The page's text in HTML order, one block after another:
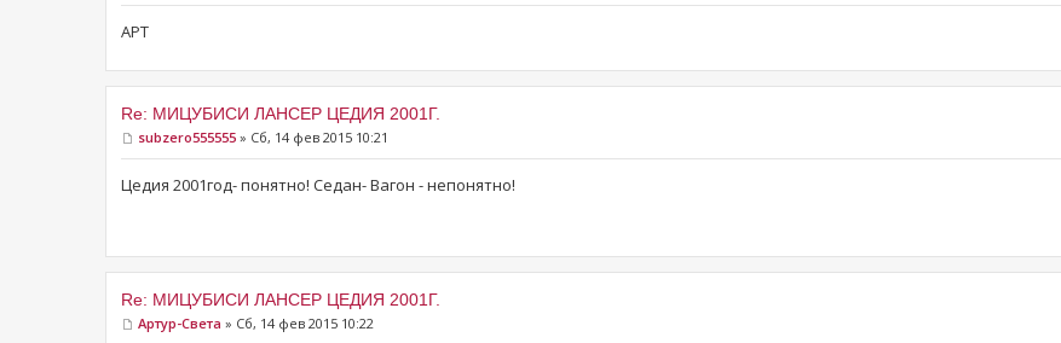
АРТ
Re: МИЦУБИСИ ЛАНСЕР ЦЕДИЯ 2001Г.
subzero555555 » Сб, 14 фев 2015 10:21
Цедия 2001год- понятно! Седан- Вагон - непонятно!
Re: МИЦУБИСИ ЛАНСЕР ЦЕДИЯ 2001Г.
Артур-Света » Сб, 14 фев 2015 10:22